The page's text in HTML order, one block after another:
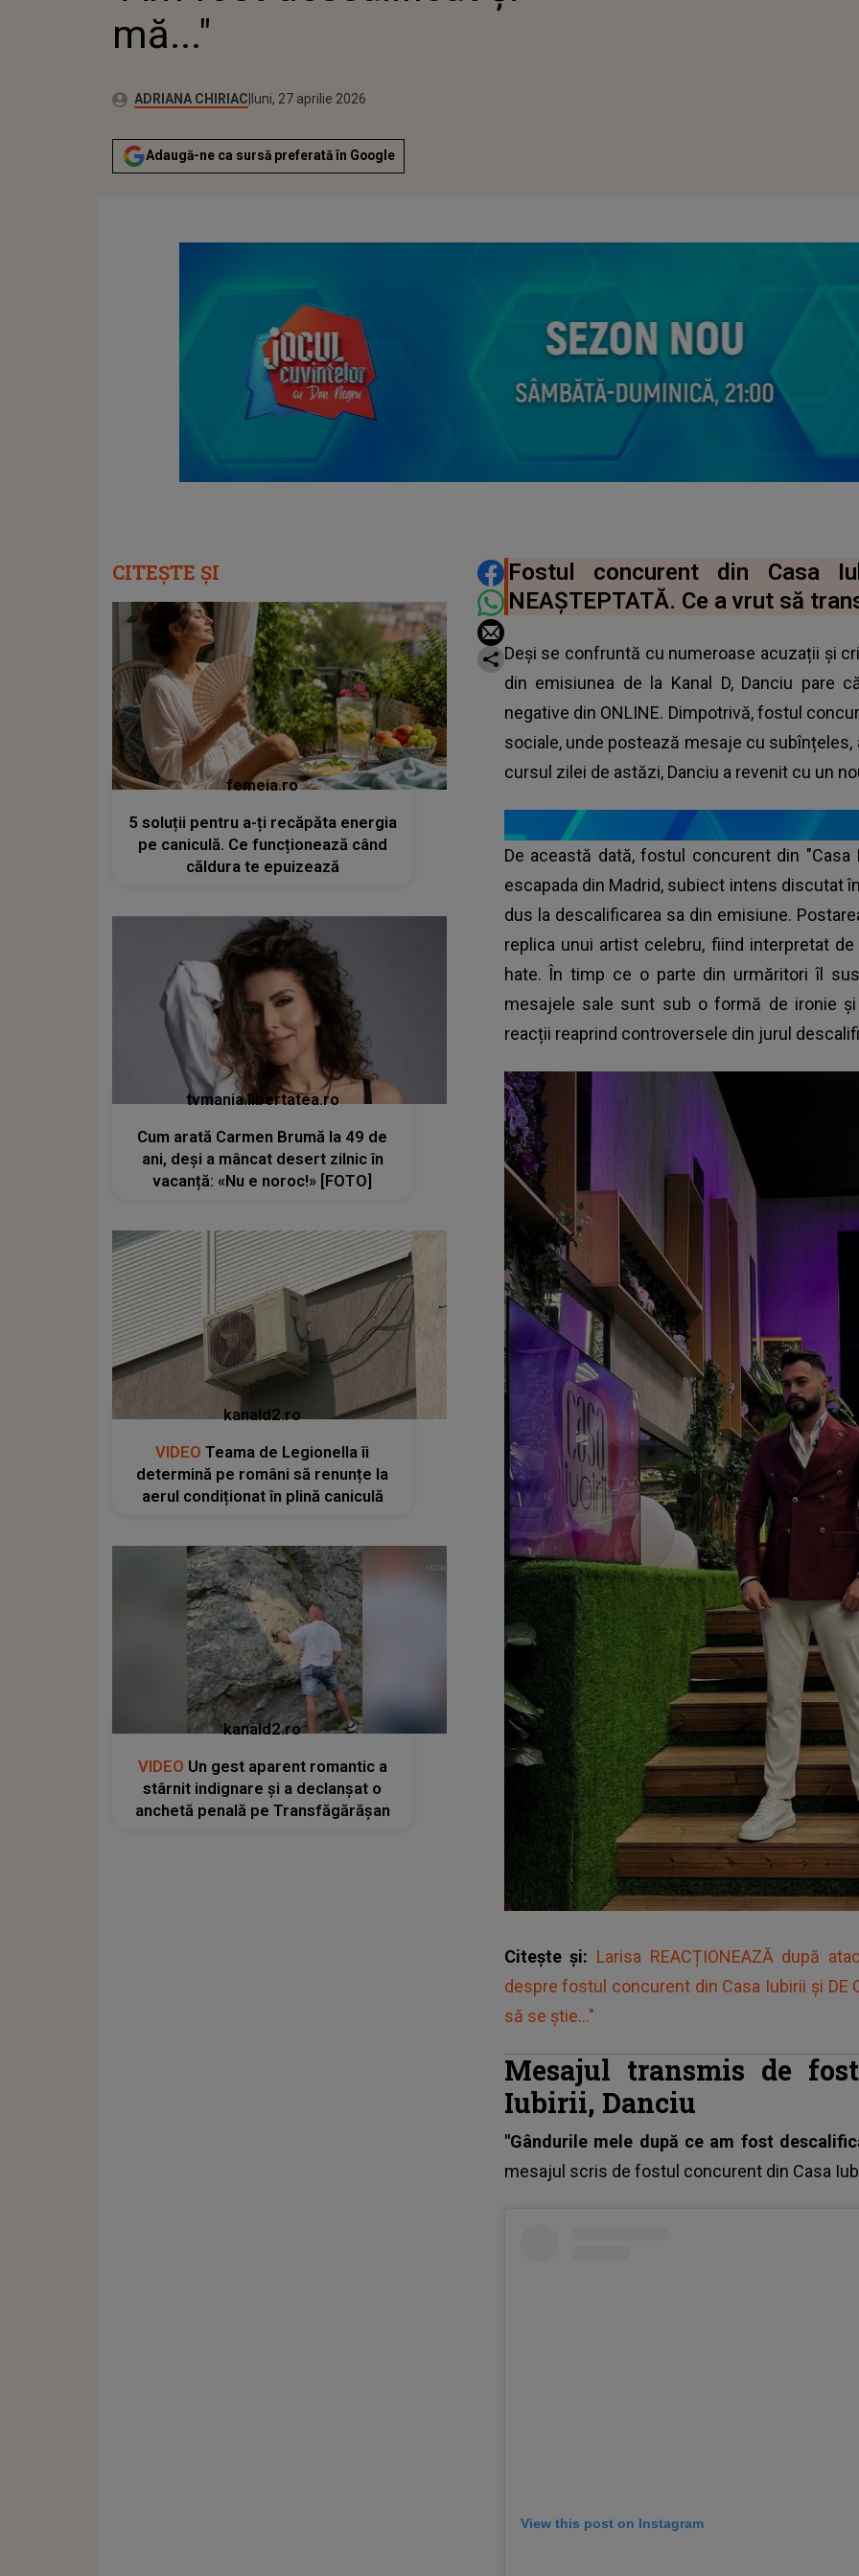
mă..."
Autor:ADRIANA CHIRIACPublicat:
luni, 27 aprilie 2026
Actualizat:
luni, 27 aprilie 2026
Adaugă-ne ca sursă preferată în Google
DISTRIBUIE ARTICOLUL
Fostul concurent din Casa
NEAȘTEPTATĂ. Ce a vrut să
Deși se confruntă cu numeroase acuzații și
din emisiunea de la Kanal D, Danciu pare
negative din ONLINE. Dimpotrivă, fostul
sociale, unde postează mesaje cu
cursul zilei de astăzi, Danciu a revenit cu un
De această dată, fostul concurent din
escapada din Madrid, subiect intens discutat
dus la descalificarea sa din emisiune.
replica unui artist celebru, fiind interpretat
hate. În timp ce o parte din urmăritori îl
mesajele sale sunt sub o formă de ironie
reacții reaprind controversele din jurul
Citește și: Larisa REACȚIONEAZĂ după
despre fostul concurent din Casa Iubirii și DE
să se știe..."
Mesajul transmis de
Iubirii, Danciu
"Gândurile mele după ce am fost
mesajul scris de fostul concurent din Casa
View this post on Instagram
CITEȘTE ȘI
femeia.ro
5 soluții pentru a-ți recăpăta energia
pe caniculă. Ce funcționează când
căldura te epuizează
tvmania.libertatea.ro
Cum arată Carmen Brumă la 49 de
ani, deși a mâncat desert zilnic în
vacanță: «Nu e noroc!» [FOTO]
kanald2.ro
VIDEO Teama de Legionella îi
determină pe români să renunțe la
aerul condiționat în plină caniculă
kanald2.ro
VIDEO Un gest aparent romantic a
stârnit indignare și a declanșat o
anchetă penală pe Transfăgărășan